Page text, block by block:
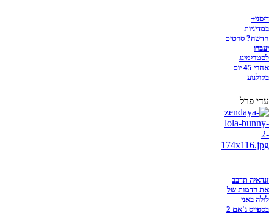
דיסני+
במדיניות
חדשה? סרטים
יעברו
לסטרימינג
אחרי 45 יום
בקולנוע
עדי פרל
זנדאיה תדבב
את הדמות של
לולה באני
בספייס ג'אם 2